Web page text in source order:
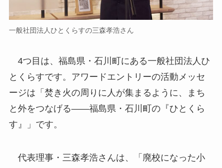
一般社団法人ひとくらすの三森孝浩さん
4つ目は、福島県・石川町にある一般社団法人ひ
とくらすです。アワードエントリーの活動メッセ
ージは「焚き火の周りに人が集まるように、まち
と外をつなげる――福島県・石川町の『ひとくら
す』」です。
代表理事・三森孝浩さんは、「廃校になった小